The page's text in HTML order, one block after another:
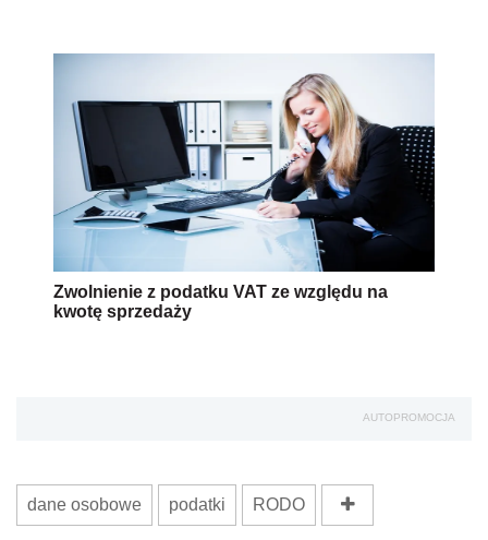
Zwolnienie z podatku VAT ze względu na
kwotę sprzedaży
AUTOPROMOCJA
dane osobowe podatki RODO